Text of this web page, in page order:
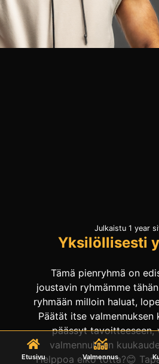
Etusivu Valmennus
Julkaistu 1 year
Yksilöllisesti
Tämä pienryhmä on
joustavin ryhmämme
ryhmään milloin haluat,
Päätät itse valmennuksen
päässyt
valmennuksen
Helppoa eikö totta?😊